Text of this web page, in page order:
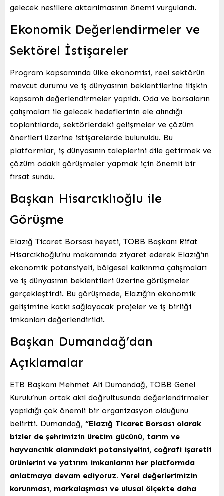
gelecek nesillere aktarılmasının önemi vurgulandı.
Ekonomik Değerlendirmeler ve
Sektörel İstişareler
Program kapsamında ülke ekonomisi, reel sektörün
mevcut durumu ve iş dünyasının beklentilerine ilişkin
kapsamlı değerlendirmeler yapıldı. Oda ve borsaların
çalışmaları ile gelecek hedeflerinin ele alındığı
toplantılarda, sektörlerdeki gelişmeler ve çözüm
önerileri üzerine istişarelerde bulunuldu. Bu
platformlar, iş dünyasının taleplerini dile getirmek ve
çözüm odaklı görüşmeler yapmak için önemli bir
fırsat sundu.
Başkan Hisarcıklıoğlu ile
Görüşme
Elazığ Ticaret Borsası heyeti, TOBB Başkanı Rifat
Hisarcıklıoğlu’nu makamında ziyaret ederek Elazığ’ın
ekonomik potansiyeli, bölgesel kalkınma çalışmaları
ve iş dünyasının beklentileri üzerine görüşmeler
gerçekleştirdi. Bu görüşmede, Elazığ’ın ekonomik
gelişimine katkı sağlayacak projeler ve iş birliği
imkanları değerlendirildi.
Başkan Dumandağ’dan
Açıklamalar
ETB Başkanı Mehmet Ali Dumandağ, TOBB Genel
Kurulu’nun ortak akıl doğrultusunda değerlendirmeler
yapıldığı çok önemli bir organizasyon olduğunu
belirtti. Dumandağ, “Elazığ Ticaret Borsası olarak
bizler de şehrimizin üretim gücünü, tarım ve
hayvancılık alanındaki potansiyelini, coğrafi işaretli
ürünlerini ve yatırım imkanlarını her platformda
anlatmaya devam ediyoruz. Yerel değerlerimizin
korunması, markalaşması ve ulusal ölçekte daha